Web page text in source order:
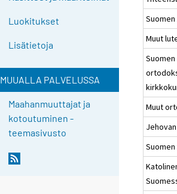
Luokitukset
Lisätietoja
MUUALLA PALVELUSSA
Maahanmuuttajat ja
kotoutuminen -
teemasivusto
Muut
Suomen
Muut